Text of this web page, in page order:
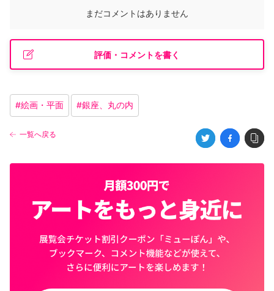
まだコメントはありません
評価・コメントを書く
#絵画・平面 #銀座、丸の内
一覧へ戻る